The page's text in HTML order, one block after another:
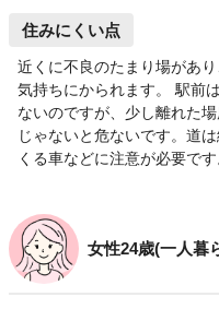
住みにくい点
近くに不良のたまり場があ
気持ちにかられます。 駅前
ないのですが、少し離れた
じゃないと危ないです。道
くる車などに注意が必要です
女性24歳(一人暮